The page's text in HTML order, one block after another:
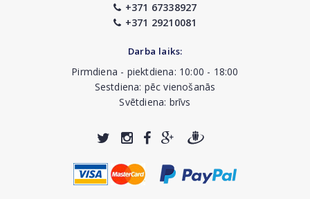
+371 67338927
+371 29210081
Darba laiks:
Pirmdiena - piektdiena: 10:00 - 18:00
Sestdiena: pēc vienošanās
Svētdiena: brīvs